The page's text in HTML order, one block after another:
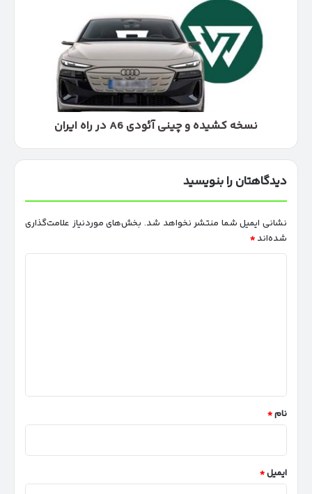
نسخه کشیده و چینی آئودی A6 در راه ایران
دیدگاهتان را بنویسید
نشانی ایمیل شما منتشر نخواهد شد. بخش‌های موردنیاز علامت‌گذاری
شده‌اند *
نام*
ایمیل*